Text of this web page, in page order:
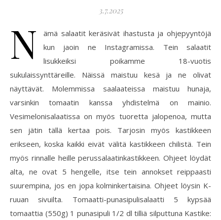
3.7.2025
N
ämä salaatit keräsivät ihastusta ja ohjepyyntöjä
kun jaoin ne Instagramissa. Tein salaatit
lisukkeiksi poikamme 18-vuotis
sukulaissynttäreille. Näissä maistuu kesä ja ne olivat
näyttävät. Molemmissa saalaateissa maistuu hunaja,
varsinkin tomaatin kanssa yhdistelmä on mainio.
Vesimelonisalaatissa on myös tuoretta jalopenoa, mutta
sen jätin tällä kertaa pois. Tarjosin myös kastikkeen
erikseen, koska kaikki eivät välitä kastikkeen chilistä. Tein
myös rinnalle heille perussalaatinkastikkeen. Ohjeet löydät
alta, ne ovat 5 hengelle, itse tein annokset reippaasti
suurempina, jos en jopa kolminkertaisina. Ohjeet löysin K-
ruuan sivuilta. Tomaatti-punasipulisalaatti 5 kypsää
tomaattia (550g) 1 punasipuli 1/2 dl tilliä silputtuna Kastike: